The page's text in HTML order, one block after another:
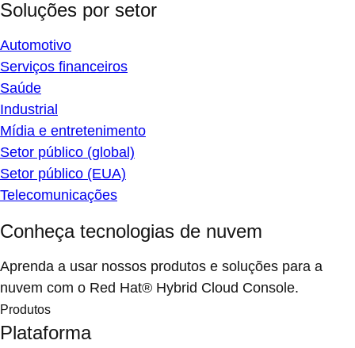
Soluções por setor
Automotivo
Serviços financeiros
Saúde
Industrial
Mídia e entretenimento
Setor público (global)
Setor público (EUA)
Telecomunicações
Conheça tecnologias de nuvem
Aprenda a usar nossos produtos e soluções para a
nuvem com o Red Hat® Hybrid Cloud Console.
Produtos
Plataforma